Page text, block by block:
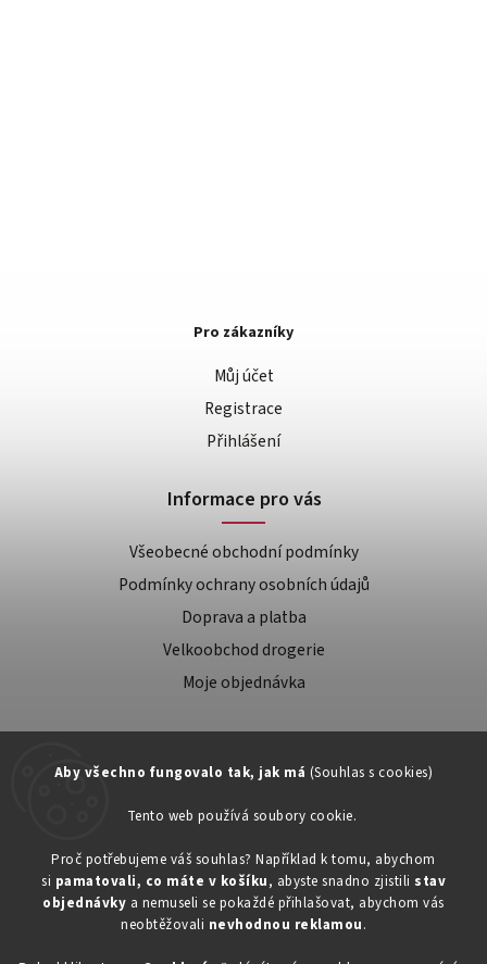
Aby všechno fungovalo tak, jak má (Souhlas s cookies)
Tento web používá soubory cookie.
Proč potřebujeme váš souhlas? Například k tomu, abychom
si pamatovali, co máte v košíku, abyste snadno zjistili stav
objednávky a nemuseli se pokaždé přihlašovat, abychom vás
neobtěžovali nevhodnou reklamou.
734603917
eshop@toner-rl.cz
Pro zákazníky
Můj účet
Registrace
Přihlášení
Informace pro vás
Všeobecné obchodní podmínky
Podmínky ochrany osobních údajů
Doprava a platba
Velkoobchod drogerie
Moje objednávka